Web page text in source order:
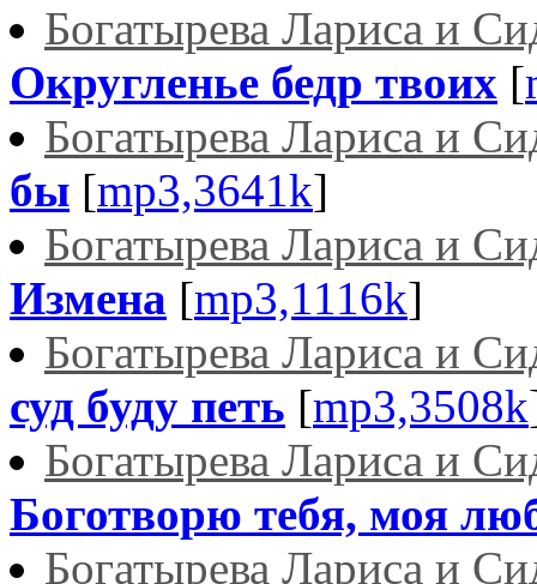
Богатырева Лариса и
Округленье бедр твоих [
Богатырева Лариса и
бы [mp3,3641k]
Богатырева Лариса и
Измена [mp3,1116k]
Богатырева Лариса и
суд буду петь [mp3,3508k
Богатырева Лариса и
Боготворю тебя, моя
Богатырева Лариса и